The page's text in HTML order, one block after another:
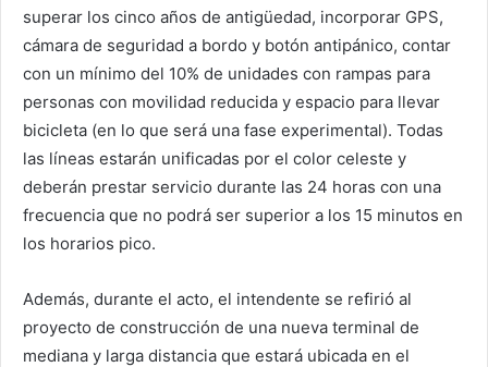
superar los cinco años de antigüedad, incorporar GPS,
cámara de seguridad a bordo y botón antipánico, contar
con un mínimo del 10% de unidades con rampas para
personas con movilidad reducida y espacio para llevar
bicicleta (en lo que será una fase experimental). Todas
las líneas estarán unificadas por el color celeste y
deberán prestar servicio durante las 24 horas con una
frecuencia que no podrá ser superior a los 15 minutos en
los horarios pico.
Además, durante el acto, el intendente se refirió al
proyecto de construcción de una nueva terminal de
mediana y larga distancia que estará ubicada en el